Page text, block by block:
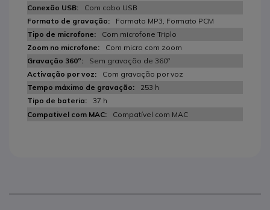
Com cabo USB
Formato MP3, Formato PCM
Com microfone Triplo
Com micro com zoom
Sem gravação de 360º
Com gravação por voz
253 h
37 h
Compatível com MAC